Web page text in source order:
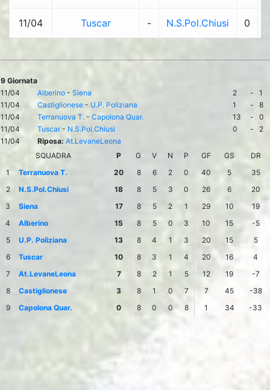
11/04 Tuscar - N.S.Pol.Chiusi 0
9 Giornata
11/04
Alberino - Siena 2 -
1
11/04
Castiglionese - U.P. Poliziana 1 -
8
11/04
Terranuova T. - Capolona Quar. 13 -
0
11/04
Tuscar- N.S.Pol.Chiusi 0 -
2
11/04
Riposa: At.LevaneLeona
SQUADRA
P G V N P GF GS
DR
1
Terranuova T. 20 8 6 2 0 40 5
35
2
N.S.Pol.Chiusi 18 8 5 3 0 26 6
20
3
Siena 17 8 5 2 1 29 10
19
4
Alberino 15 8 5 0 3 10 15
-5
5
U.P. Poliziana 13 8 4 1 3 20 15
5
6
Tuscar 10 8 3 1 4 20 16
4
7
At.LevaneLeona 7 8 2 1 5 12 19
-7
8
Castiglionese 3 8 1 0 7 7 45
-38
9
Capolona Quar. 0 8 0 0 8 1 34 -33